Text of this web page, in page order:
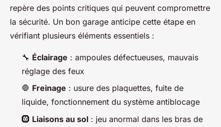
repère des points critiques qui peuvent compromettre
la sécurité. Un bon garage anticipe cette étape en
vérifiant plusieurs éléments essentiels :
🔧 Éclairage : ampoules défectueuses, mauvais
réglage des feux
🛑 Freinage : usure des plaquettes, fuite de
liquide, fonctionnement du système antiblocage
🛞 Liaisons au sol : jeu anormal dans les bras de